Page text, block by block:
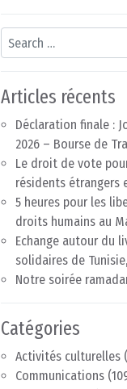
Search
Articles récents
Déclaration finale :
2026 – Bourse de
Le droit de vote
résidents étrangers
5 heures pour les
droits humains au
Echange autour du
solidaires de Tunisie,
Notre soirée
Catégories
Activités culturelles
Communications